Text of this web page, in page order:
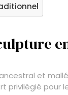
et
privilégié pour